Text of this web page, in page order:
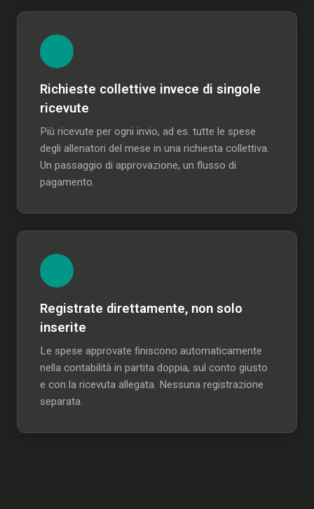
Richieste collettive invece di singole
ricevute
Più ricevute per ogni invio, ad es. tutte le spese
degli allenatori del mese in una richiesta collettiva.
Un passaggio di approvazione, un flusso di
pagamento.
Registrate direttamente, non solo
inserite
Le spese approvate finiscono automaticamente
nella contabilità in partita doppia, sul conto giusto
e con la ricevuta allegata. Nessuna registrazione
separata.